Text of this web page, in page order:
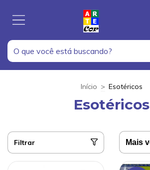
Início > Esotéricos
Esotéricos
Filtrar